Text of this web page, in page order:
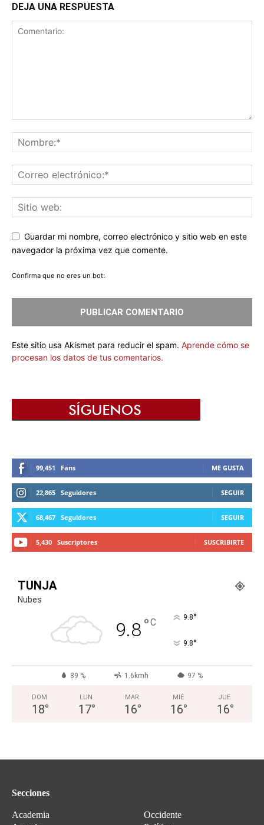
DEJA UNA RESPUESTA
Guardar mi nombre, correo electrónico y sitio web en este
navegador la próxima vez que comente.
Confirma que no eres un bot:
Este sitio usa Akismet para reducir el spam. Aprende cómo se
procesan los datos de tus comentarios.
99,451 Fans ME GUSTA
22,865 Seguidores SEGUIR
68,467 Seguidores SEGUIR
5,430 Suscriptores SUSCRIBIRTE
TUNJA
Nubes
9.8°C 9.8°
9.8°
89 % 1.6kmh 97 %
DOM
18°
LUN
17°
MAR
16°
MIÉ
16°
JUE
16°
Secciones
Academia
Occidente